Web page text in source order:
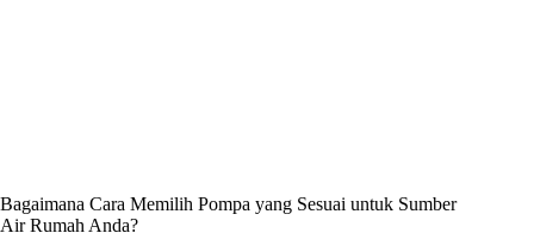
Bagaimana Cara Memilih Pompa yang Sesuai untuk Sumber
Air Rumah Anda?